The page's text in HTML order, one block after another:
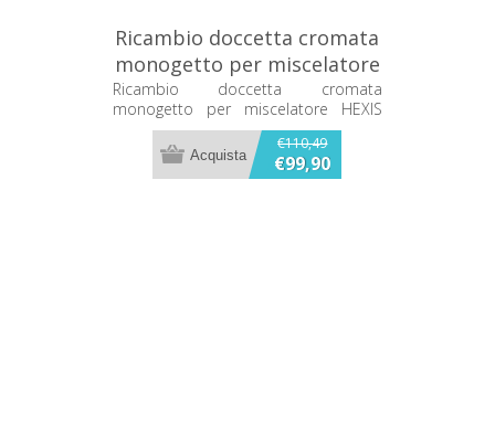
Ricambio doccetta cromata
monogetto per miscelatore
HEXIS Franke 133.0174.014
Ricambio doccetta cromata
monogetto per miscelatore HEXIS
Franke 133.0174.014
€110,49
€99,90